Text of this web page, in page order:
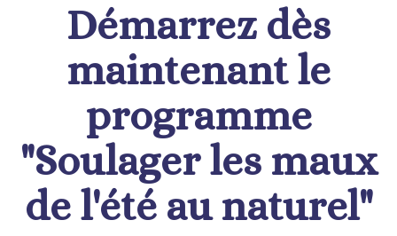
Démarrez dès
maintenant le
programme
"Soulager les maux
de l'été au naturel"